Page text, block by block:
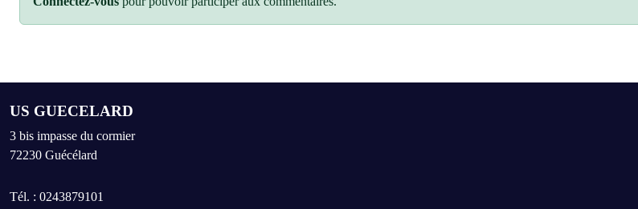
US GUECELARD
3 bis impasse du cormier
72230 Guécélard
Tél. : 0243879101